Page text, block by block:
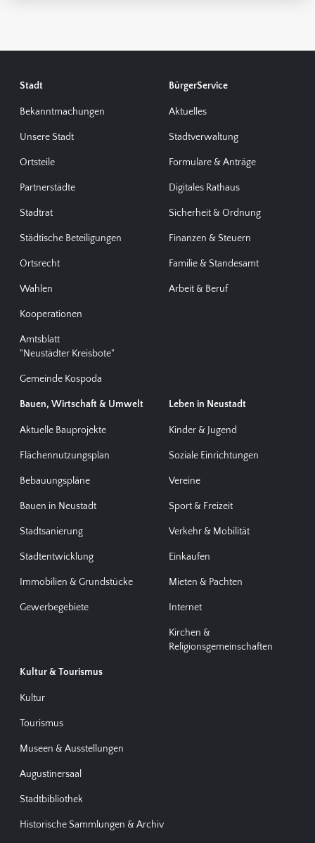
Stadt
Bekanntmachungen
Unsere Stadt
Ortsteile
Partnerstädte
Stadtrat
Städtische Beteiligungen
Ortsrecht
Wahlen
Kooperationen
Amtsblatt
"Neustädter Kreisbote"
Gemeinde Kospoda
BürgerService
Aktuelles
Stadtverwaltung
Formulare & Anträge
Digitales Rathaus
Sicherheit & Ordnung
Finanzen & Steuern
Familie & Standesamt
Arbeit & Beruf
Bauen, Wirtschaft & Umwelt
Aktuelle Bauprojekte
Flächennutzungsplan
Bebauungspläne
Bauen in Neustadt
Stadtsanierung
Stadtentwicklung
Immobilien & Grundstücke
Gewerbegebiete
Leben in Neustadt
Kinder & Jugend
Soziale Einrichtungen
Vereine
Sport & Freizeit
Verkehr & Mobilität
Einkaufen
Mieten & Pachten
Internet
Kirchen &
Religionsgemeinschaften
Kultur & Tourismus
Kultur
Tourismus
Museen & Ausstellungen
Augustinersaal
Stadtbibliothek
Historische Sammlungen & Archiv